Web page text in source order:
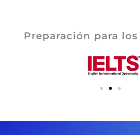
Preparación para